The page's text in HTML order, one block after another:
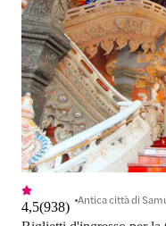
4,5(938) Antica città di